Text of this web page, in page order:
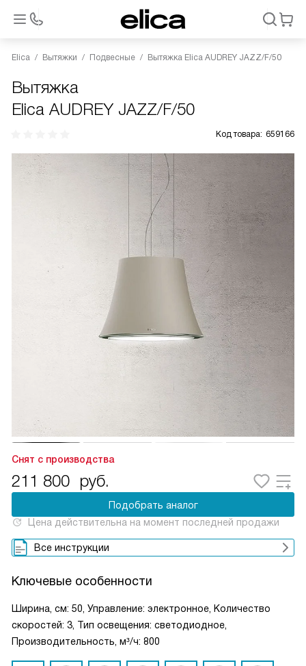
Elica Вытяжки Подвесные Вытяжка Elica AUDREY JAZZ/F/50
Вытяжка
Elica AUDREY JAZZ/F/50
Код товара: 659166
Снят с производства
211 800 руб.
Подобрать аналог
Цена действительна на момент последней продажи
Все инструкции
Ключевые особенности
Ширина, см: 50, Управление: электронное, Количество
скоростей: 3, Тип освещения: светодиодное,
Производительность, м³/ч: 800